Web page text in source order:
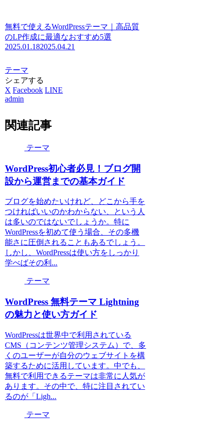
無料で使えるWordPressテーマ｜高品質
のLP作成に最適なおすすめ5選
2025.01.182025.04.21
テーマ
シェアする
X Facebook LINE
admin
関連記事
テーマ
WordPress初心者必見！ブログ開
設から運営までの基本ガイド
ブログを始めたいけれど、どこから手を
つければいいのかわからない、という人
は多いのではないでしょうか。特に
WordPressを初めて使う場合、その多機
能さに圧倒されることもあるでしょう。
しかし、WordPressは使い方をしっかり
学べばその利...
テーマ
WordPress 無料テーマ Lightning
の魅力と使い方ガイド
WordPressは世界中で利用されている
CMS（コンテンツ管理システム）で、多
くのユーザーが自分のウェブサイトを構
築するために活用しています。中でも、
無料で利用できるテーマは非常に人気が
あります。その中で、特に注目されてい
るのが「Ligh...
テーマ